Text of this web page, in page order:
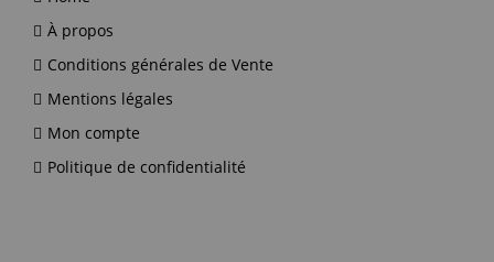
À propos
Conditions générales de Vente
Mentions légales
Mon compte
Politique de confidentialité